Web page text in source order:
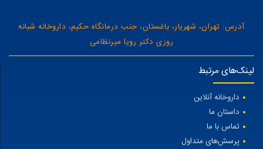
آدرس: تهران، شهریار، باغستان، جنب درمانگاه حکیم، داروخانه شبانه
روزی دکتر رویا میرنظامی
لینک‌های مرتبط
داروخانه آنلاین
داستان ما
تماس با ما
پرسش‌های متداول